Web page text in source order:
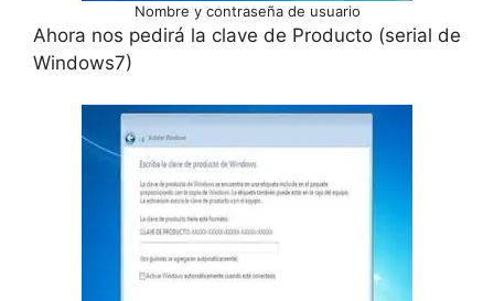
Nombre y contraseña de usuario
Ahora nos pedirá la clave de Producto (serial de
Windows7)